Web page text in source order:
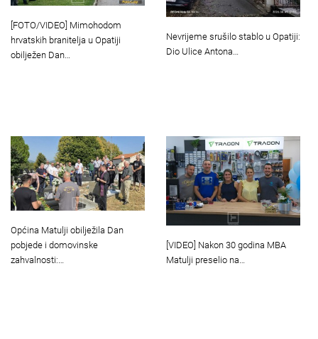
[FOTO/VIDEO] Mimohodom
hrvatskih branitelja u Opatiji
obilježen Dan…
Nevrijeme srušilo stablo u Opatiji:
Dio Ulice Antona…
Općina Matulji obilježila Dan
pobjede i domovinske
zahvalnosti:…
[VIDEO] Nakon 30 godina MBA
Matulji preselio na…